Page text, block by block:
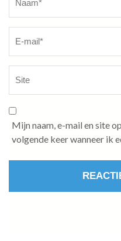
Mijn naam, e-mail en site
volgende keer wanneer ik